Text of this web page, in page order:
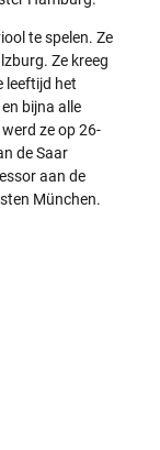
te spelen. Ze
Ze kreeg
leeftijd het
bijna alle
ze op 26-
de Saar
aan de
München.